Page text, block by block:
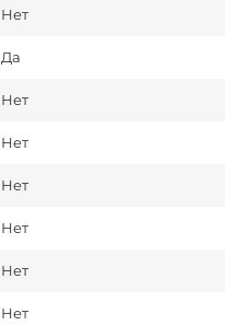
Нет
Да
Нет
Нет
Нет
Нет
Нет
Нет